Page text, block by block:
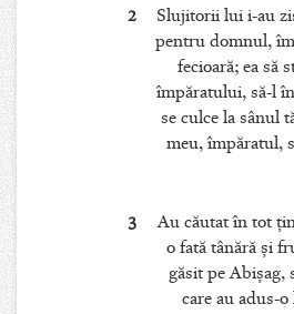
2
Slujitorii lui i-au
pentru domnul,
fecioară; ea să
împăratului, să-l
se culce la sânul
meu, împăratul,
3
Au căutat în tot
o fată tânără şi
găsit pe Abişag,
care au adus-